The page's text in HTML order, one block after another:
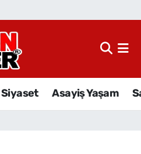
Siyaset Asayiş Yaşam